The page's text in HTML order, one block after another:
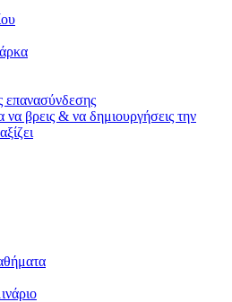
επανασύνδεσης
να βρεις & να δημιουργήσεις την